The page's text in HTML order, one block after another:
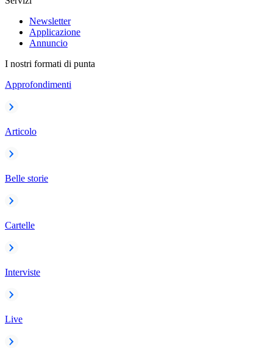
Newsletter
Applicazione
Annuncio
I nostri formati di punta
Approfondimenti
Articolo
Belle storie
Cartelle
Interviste
Live